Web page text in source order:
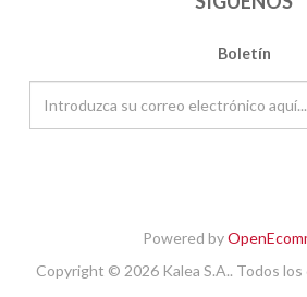
Boletín
Powered by
Copyright © 2026 Kalea S.A.. Todos